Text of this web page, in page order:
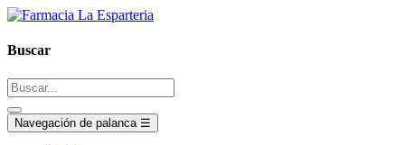
Buscar
Navegación de palanca ☰